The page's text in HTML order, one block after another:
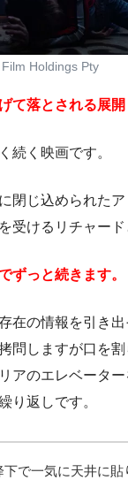
Holdings Pty
て落とされる展開
続く映画です。
閉じ込められた
受けるリチャード
ずっと続きます。
在の情報を引き
問しますが口を割
アのエレベータ
り返しです。
下で一気に天井に貼